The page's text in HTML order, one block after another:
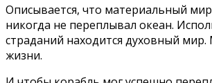
Описывается, что материальный
никогда не переплывал океан.
страданий находится духовный
жизни.